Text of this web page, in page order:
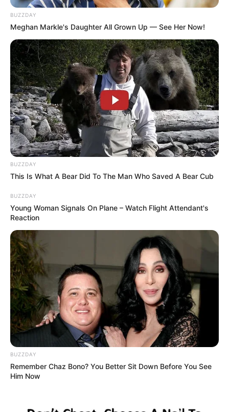
BUZZDAY
Meghan Markle's Daughter All Grown Up — See Her Now!
BUZZDAY
This Is What A Bear Did To The Man Who Saved A Bear Cub
BUZZDAY
Young Woman Signals On Plane – Watch Flight Attendant's
Reaction
BUZZDAY
Remember Chaz Bono? You Better Sit Down Before You See
Him Now